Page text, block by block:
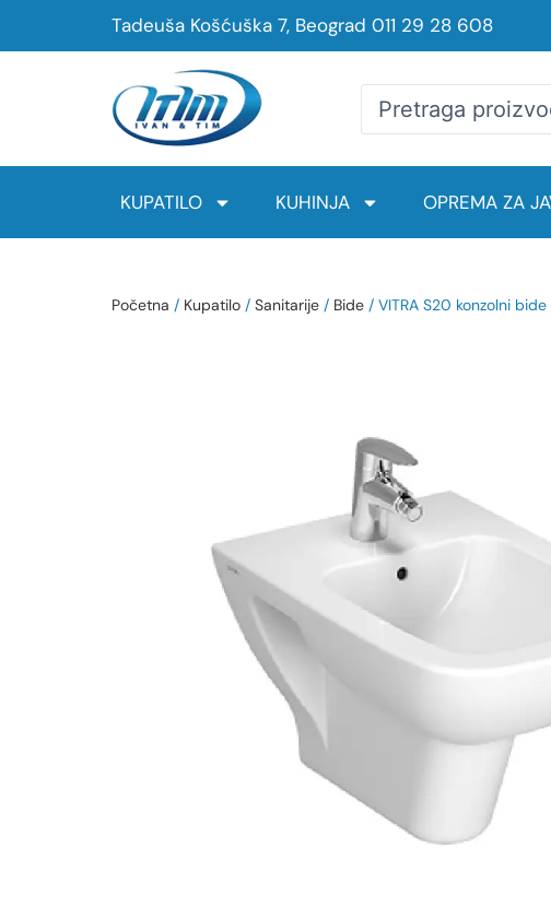
Tadeuša Košćuška 7, Beograd 011 29 28 608
KUPATILO KUHINJA OPREMA ZA
Početna / Kupatilo / Sanitarije / Bide / VITRA S20 konzolni